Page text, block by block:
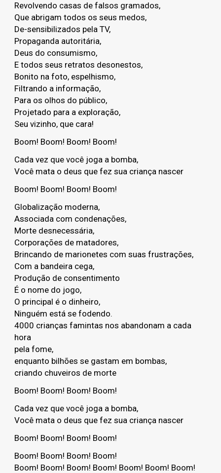
Revolvendo casas de falsos gramados,
Que abrigam todos os seus medos,
De-sensibilizados pela TV,
Propaganda autoritária,
Deus do consumismo,
E todos seus retratos desonestos,
Bonito na foto, espelhismo,
Filtrando a informação,
Para os olhos do público,
Projetado para a exploração,
Seu vizinho, que cara!
Boom! Boom! Boom! Boom!
Cada vez que você joga a bomba,
Você mata o deus que fez sua criança nascer
Boom! Boom! Boom! Boom!
Globalização moderna,
Associada com condenações,
Morte desnecessária,
Corporações de matadores,
Brincando de marionetes com suas frustrações,
Com a bandeira cega,
Produção de consentimento
É o nome do jogo,
O principal é o dinheiro,
Ninguém está se fodendo.
4000 crianças famintas nos abandonam a cada
hora
pela fome,
enquanto bilhões se gastam em bombas,
criando chuveiros de morte
Boom! Boom! Boom! Boom!
Cada vez que você joga a bomba,
Você mata o deus que fez sua criança nascer
Boom! Boom! Boom! Boom!
Boom! Boom! Boom! Boom!
Boom! Boom! Boom! Boom! Boom! Boom! Boom!